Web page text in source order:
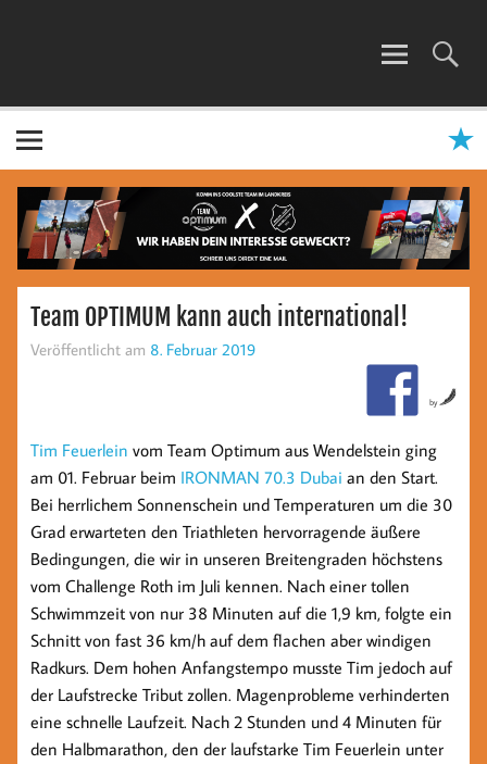
Team OPTIMUM kann auch international!
Veröffentlicht am 8. Februar 2019
by
Tim Feuerlein vom Team Optimum aus Wendelstein ging
am 01. Februar beim IRONMAN 70.3 Dubai an den Start.
Bei herrlichem Sonnenschein und Temperaturen um die 30
Grad erwarteten den Triathleten hervorragende äußere
Bedingungen, die wir in unseren Breitengraden höchstens
vom Challenge Roth im Juli kennen. Nach einer tollen
Schwimmzeit von nur 38 Minuten auf die 1,9 km, folgte ein
Schnitt von fast 36 km/h auf dem flachen aber windigen
Radkurs. Dem hohen Anfangstempo musste Tim jedoch auf
der Laufstrecke Tribut zollen. Magenprobleme verhinderten
eine schnelle Laufzeit. Nach 2 Stunden und 4 Minuten für
den Halbmarathon, den der laufstarke Tim Feuerlein unter